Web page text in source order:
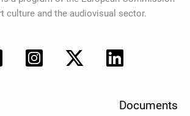
culture and the audiovisual sector.
Documents